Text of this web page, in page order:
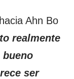
Ahn Bo
realmente
bueno
ser